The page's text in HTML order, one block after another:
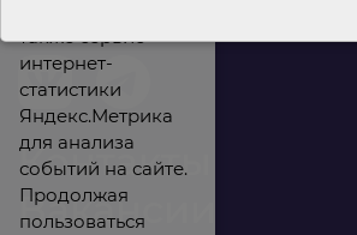
Контакты
Вакансии
также сервис
интернет-
статистики
Яндекс.Метрика
для анализа
событий на сайте.
Продолжая
пользоваться